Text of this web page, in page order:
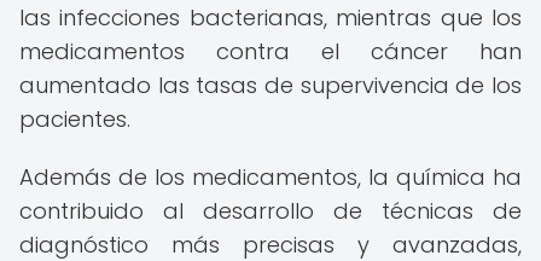
las infecciones bacterianas, mientras que los
medicamentos contra el cáncer han
aumentado las tasas de supervivencia de los
pacientes.
Además de los medicamentos, la química ha
contribuido al desarrollo de técnicas de
diagnóstico más precisas y avanzadas,